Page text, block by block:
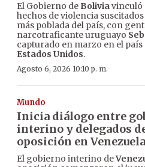
El Gobierno de Boliviavinculó
hechos de violencia
más poblada del país, con
narcotraficante uruguayo
capturado en marzo en el
Estados Unidos.
Agosto 6, 2026 10:10 p. m.
Mundo
Inicia diálogo entre
interino y delegados
oposición en Venezuela
El gobierno interino de